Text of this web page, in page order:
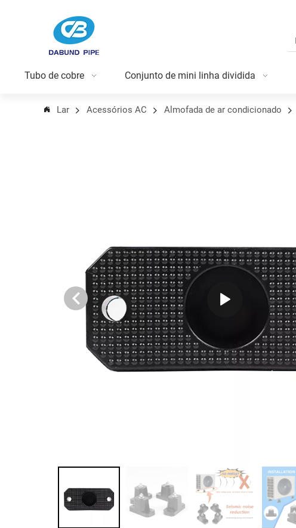
Tubo de cobre Conjunto de mini linha dividida
Lar Acessórios AC Almofada de ar condicionado